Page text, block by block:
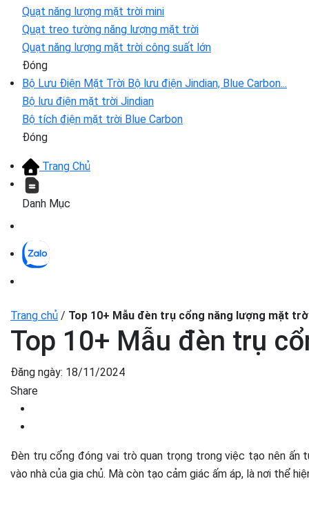
Quạt năng lượng mặt trời mini
Quạt treo tường năng lượng mặt trời
Quạt năng lượng mặt trời công suất lớn
Đóng
Bộ Lưu Điện Mặt Trời Bộ lưu điện Jindian, Blue Carbon...
Bộ lưu điện mặt trời Jindian
Bộ tích điện mặt trời Blue Carbon
Đóng
Trang Chủ
Danh Mục
Trang chủ / Top 10+ Mẫu đèn trụ cổng năng lượng mặt
Top 10+ Mẫu đèn trụ
Đăng ngày: 18/11/2024
Share
Đèn trụ cổng đóng vai trò quan trọng trong việc tạo nên ấn
vào nhà của gia chủ. Mà còn tạo cảm giác ấm áp, là nơi thể